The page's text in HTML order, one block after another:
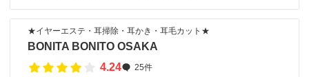
★イヤーエステ・耳掃除・耳かき・耳毛カット★
BONITA BONITO OSAKA
4.24
25件